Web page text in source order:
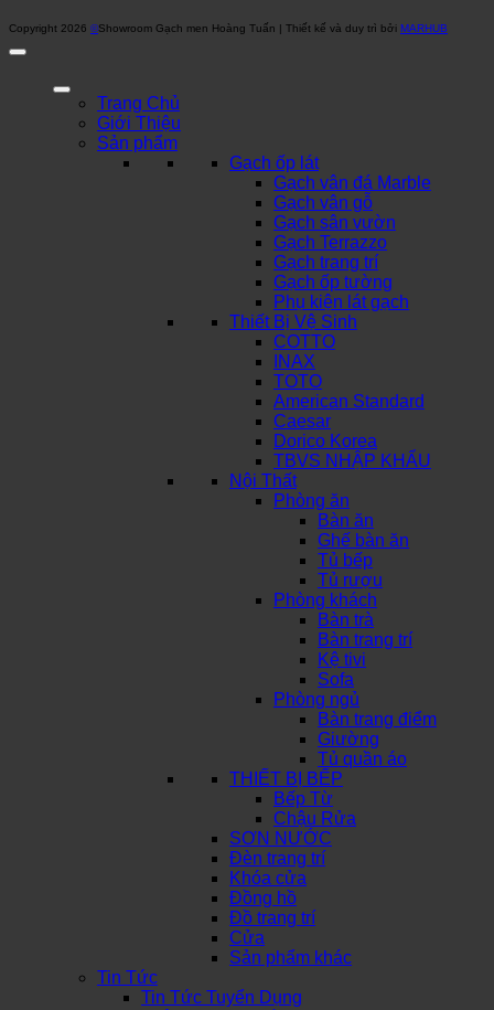
Copyright 2026 ©Showroom Gạch men Hoàng Tuấn | Thiết kế và duy trì bởi MARHUB
Trang Chủ
Giới Thiệu
Sản phẩm
Gạch ốp lát
Gạch vân đá Marble
Gạch vân gỗ
Gạch sân vườn
Gạch Terrazzo
Gạch trang trí
Gạch ốp tường
Phụ kiện lát gạch
Thiết Bị Vệ Sinh
COTTO
INAX
TOTO
American Standard
Caesar
Dorico Korea
TBVS NHẬP KHẨU
Nội Thất
Phòng ăn
Bàn ăn
Ghế bàn ăn
Tủ bếp
Tủ rượu
Phòng khách
Bàn trà
Bàn trang trí
Kệ tivi
Sofa
Phòng ngủ
Bàn trang điểm
Giường
Tủ quần áo
THIẾT BỊ BẾP
Bếp Từ
Chậu Rửa
SƠN NƯỚC
Đèn trang trí
Khóa cửa
Đồng hồ
Đồ trang trí
Cửa
Sản phẩm khác
Tin Tức
Tin Tức Tuyển Dụng